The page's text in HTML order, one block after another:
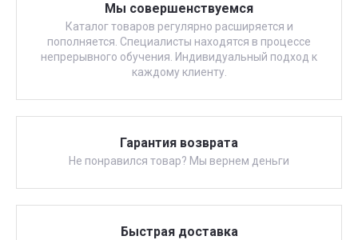
Мы совершенствуемся
Каталог товаров регулярно расширяется и
пополняется. Специалисты находятся в процессе
непрерывного обучения. Индивидуальный подход к
каждому клиенту.
Гарантия возврата
Не понравился товар? Мы вернем деньги
Быстрая доставка